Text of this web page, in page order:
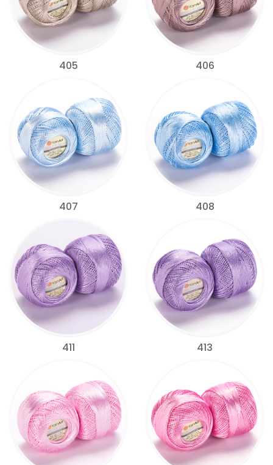
405 406
407 408
411 413